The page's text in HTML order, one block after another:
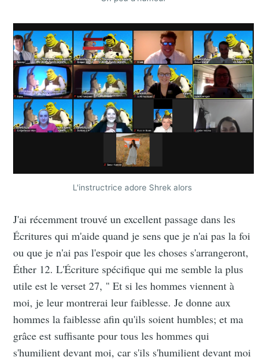
L'instructrice adore Shrek alors
J'ai récemment trouvé un excellent passage dans les
Écritures qui m'aide quand je sens que je n'ai pas la foi
ou que je n'ai pas l'espoir que les choses s'arrangeront,
Éther 12. L'Écriture spécifique qui me semble la plus
utile est le verset 27, " Et si les hommes viennent à
moi, je leur montrerai leur faiblesse. Je donne aux
hommes la faiblesse afin qu'ils soient humbles; et ma
grâce est suffisante pour tous les hommes qui
s'humilient devant moi, car s'ils s'humilient devant moi